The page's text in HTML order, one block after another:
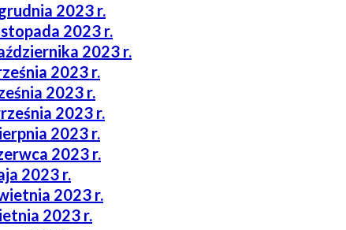
2023 r.
2023 r.
2023 r.
2023 r.
2023 r.
2023 r.
2023 r.
2023 r.
2023 r.
2023 r.
2023 r.